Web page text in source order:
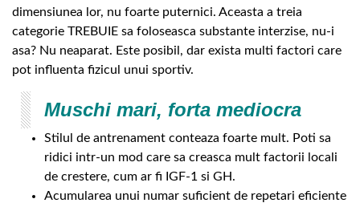
dimensiunea lor, nu foarte puternici. Aceasta a treia
categorie TREBUIE sa foloseasca substante interzise, nu-i
asa? Nu neaparat. Este posibil, dar exista multi factori care
pot influenta fizicul unui sportiv.
Muschi mari, forta mediocra
Stilul de antrenament conteaza foarte mult. Poti sa
ridici intr-un mod care sa creasca mult factorii locali
de crestere, cum ar fi IGF-1 si GH.
Acumularea unui numar suficient de repetari eficiente